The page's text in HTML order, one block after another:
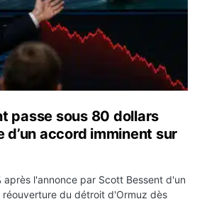
passe sous 80 dollars
d’un accord imminent sur
après l'annonce par Scott Bessent d'un
du détroit d'Ormuz dès